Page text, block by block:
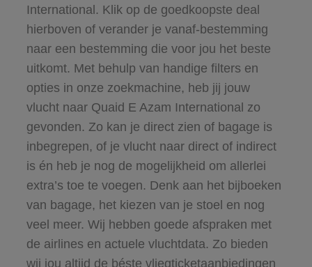
International. Klik op de goedkoopste deal
hierboven of verander je vanaf-bestemming
naar een bestemming die voor jou het beste
uitkomt. Met behulp van handige filters en
opties in onze zoekmachine, heb jij jouw
vlucht naar Quaid E Azam International zo
gevonden. Zo kan je direct zien of bagage is
inbegrepen, of je vlucht naar direct of indirect
is én heb je nog de mogelijkheid om allerlei
extra’s toe te voegen. Denk aan het bijboeken
van bagage, het kiezen van je stoel en nog
veel meer. Wij hebben goede afspraken met
de airlines en actuele vluchtdata. Zo bieden
wij jou altijd de béste vliegticketaanbiedingen